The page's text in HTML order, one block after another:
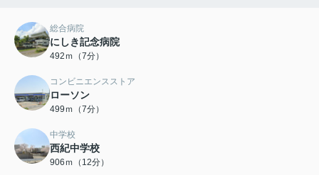
総合病院
にしき記念病院
492ｍ（7分）
コンビニエンスストア
ローソン
499ｍ（7分）
中学校
西紀中学校
906ｍ（12分）